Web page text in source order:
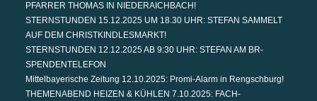
PFARRER THOMAS IN NIEDERAICHBACH!
STERNSTUNDEN 15.12.2025 UM 18.30 UHR: STEFAN SAMMELT
AUF DEM CHRISTKINDLESMARKT!
STERNSTUNDEN 12.12.2025 AB 9:30 UHR: STEFAN AM BR-
SPENDENTELEFON
Mittelbayerische Zeitung 12.10.2025: Promi-Alarm in Rengschburg!
THEMENABEND HEIZEN & KÜHLEN 7.10.2025: FACH-